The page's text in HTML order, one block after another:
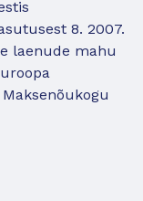
8. 2007.
laenude mahu